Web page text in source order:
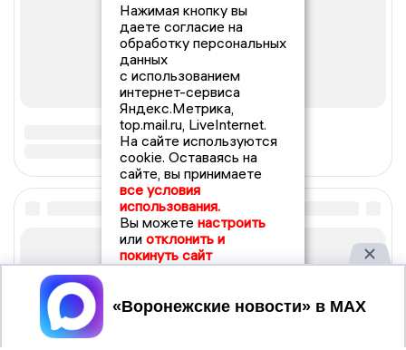
Нажимая кнопку вы
даете согласие на
обработку персональных
данных
с использованием
интернет-сервиса
Яндекс.Метрика,
top.mail.ru, LiveInternet.
На сайте используются
cookie. Оставаясь на
сайте, вы принимаете
все условия
использования.
Вы можете настроить
или отклонить и
покинуть сайт
Принять